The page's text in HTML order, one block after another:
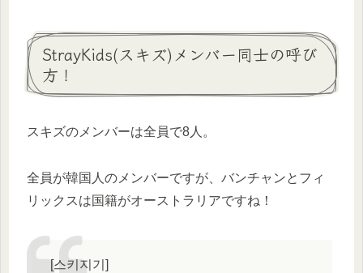
StrayKids(スキズ)メンバー同士の呼び
方！
スキズのメンバーは全員で8人。
全員が韓国人のメンバーですが、バンチャンとフィ
リックスは国籍がオーストラリアですね！
[스키지기]